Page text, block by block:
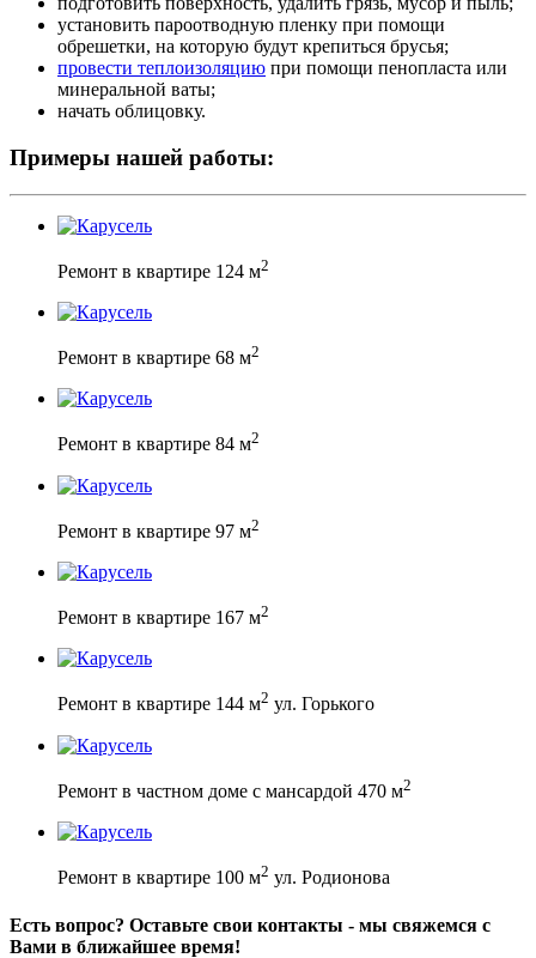
установить пароотводную пленку при помощи
обрешетки, на которую будут крепиться брусья;
провести теплоизоляцию при помощи пенопласта или
минеральной ваты;
начать облицовку.
Примеры нашей работы:
Ремонт в квартире 124 м2
Ремонт в квартире 68 м2
Ремонт в квартире 84 м2
Ремонт в квартире 97 м2
Ремонт в квартире 167 м2
Ремонт в квартире 144 м2 ул. Горького
Ремонт в частном доме с мансардой 470 м2
Ремонт в квартире 100 м2 ул. Родионова
Есть вопрос? Оставьте свои контакты - мы свяжемся с
Вами в ближайшее время!